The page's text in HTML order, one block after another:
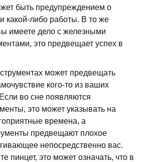
быть предупреждением о
какой-либо работы. В то же
имеете дело с железными
это предвещает успех в
может предвещать
кого-то из ваших
во сне появляются
это может указывать на
времена, а
предвещают плохое
непосредственно вас.
пинцет, это может означать, что в